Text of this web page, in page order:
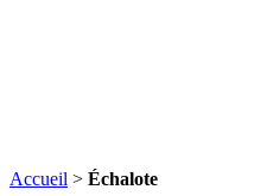
Accueil > Échalote